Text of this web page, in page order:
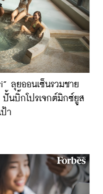
ลุยออนเซ็นรวมชาย
นบิ๊กโปรเจกต์มิกซ์ยูส
า